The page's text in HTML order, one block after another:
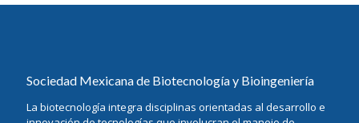
Sociedad Mexicana de Biotecnología y Bioingeniería
La biotecnología integra disciplinas orientadas al desarrollo e